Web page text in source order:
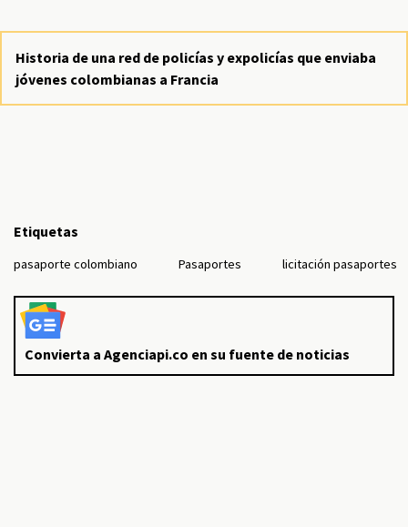
Historia de una red de policías y expolicías que enviaba
jóvenes colombianas a Francia
Etiquetas
pasaporte colombiano Pasaportes licitación pasaportes
Convierta a Agenciapi.co en su fuente de noticias